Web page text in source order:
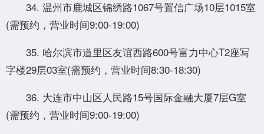
34. 温州市鹿城区锦绣路1067号置信广场10层1015室
(需预约，营业时间9:00-19:00)
35. 哈尔滨市道里区友谊西路600号富力中心T2座写
字楼29层03室(需预约，营业时间8:30-18:30)
36. 大连市中山区人民路15号国际金融大厦7层G室
(需预约，营业时间9:00-19:00)